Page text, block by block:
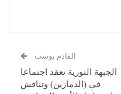
القادم بوست
الجبهة الثورية تعقد اجتماعا
في (الدمازين) وتناقش